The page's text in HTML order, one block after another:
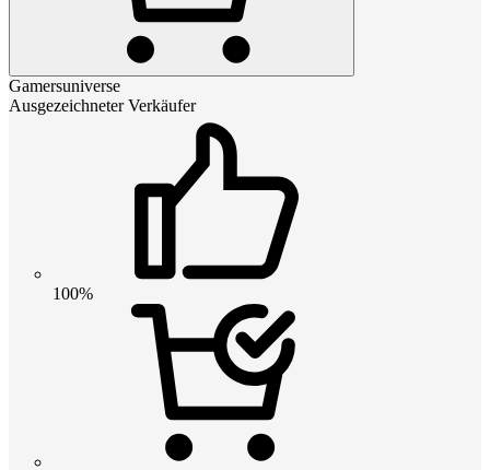
Gamersuniverse
Ausgezeichneter Verkäufer
100%